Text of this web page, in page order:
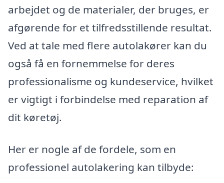
arbejdet og de materialer, der bruges, er
afgørende for et tilfredsstillende resultat.
Ved at tale med flere autolakører kan du
også få en fornemmelse for deres
professionalisme og kundeservice, hvilket
er vigtigt i forbindelse med reparation af
dit køretøj.
Her er nogle af de fordele, som en
professionel autolakering kan tilbyde: